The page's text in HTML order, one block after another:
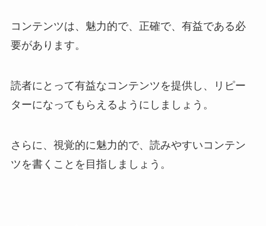
コンテンツは、魅力的で、正確で、有益である必
要があります。
読者にとって有益なコンテンツを提供し、リピー
ターになってもらえるようにしましょう。
さらに、視覚的に魅力的で、読みやすいコンテン
ツを書くことを目指しましょう。